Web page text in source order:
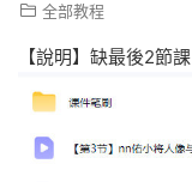
全部教程
【說明】缺最後2節課